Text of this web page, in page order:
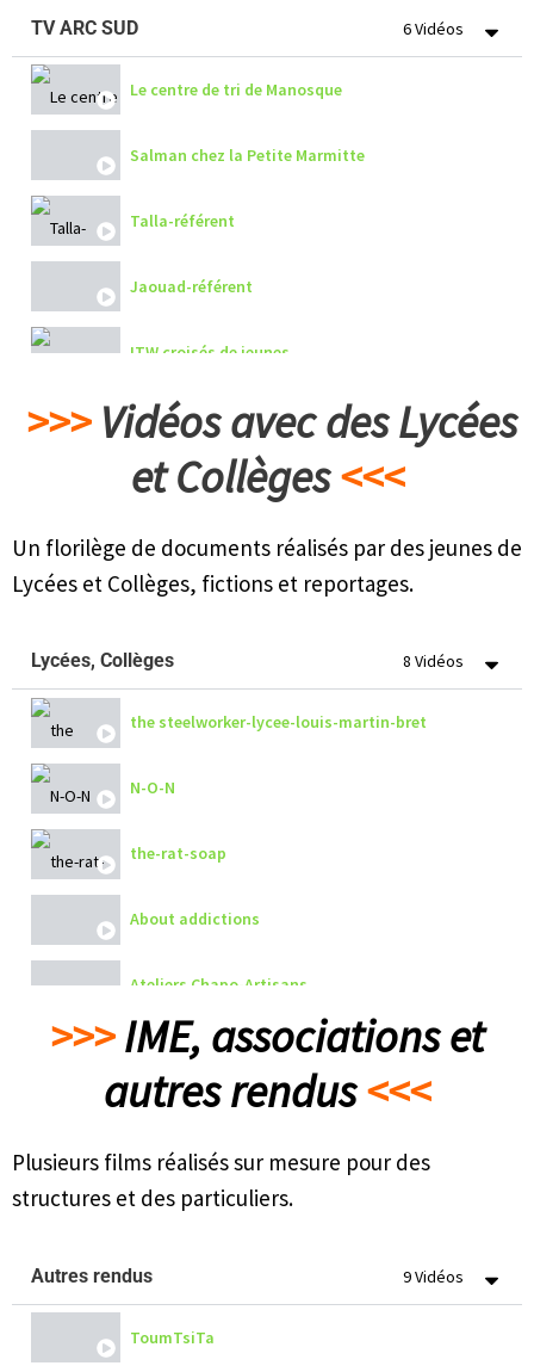
Moussaka
Lasagne
Haricots verts
Caneloni
Bolognaise 2
Bolognaise 1
Beaucoup
Fruits et legumes
Carbonara 2
Carbonara 1
TV ARC SUD 6 Vidéos
Le centre de tri de Manosque
Salman chez la Petite Marmitte
Talla-référent
Jaouad-référent
ITW croisés de jeunes
Patricia
>>>Vidéos avec des Lycées
et Collèges<<<
Un florilège de documents réalisés par des jeunes de
Lycées et Collèges, fictions et reportages.
Lycées, Collèges 8 Vidéos
the steelworker-lycee-louis-martin-bret
N-O-N
the-rat-soap
About addictions
Ateliers Chapo-Artisans
cyber addiction
>>>IME, associations et
autres rendus<<<
Plusieurs films réalisés sur mesure pour des
structures et des particuliers.
Autres rendus 9 Vidéos
ToumTsiTa